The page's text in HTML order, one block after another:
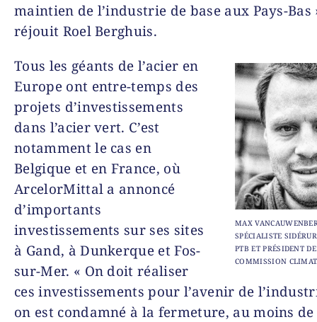
maintien de l’industrie de base aux Pays-Bas
réjouit Roel Berghuis.
MAX
SPÉCIALISTE
PTB ET PRÉSIDENT
COMMISSION
Tous les géants de l’acier en
Europe ont entre-temps des
projets d’investissements
dans l’acier vert. C’est
notamment le cas en
Belgique et en France, où
ArcelorMittal a annoncé
d’importants
investissements sur ses sites
à Gand, à Dunkerque et Fos-
sur-Mer. « On doit réaliser
ces investissements pour l’avenir de
on est condamné à la fermeture, au moins